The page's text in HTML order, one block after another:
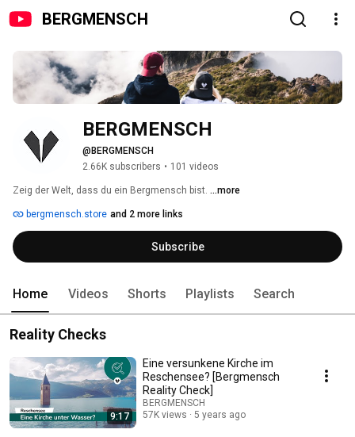
BERGMENSCH
BERGMENSCH
@BERGMENSCH
2.66K subscribers • 101 videos
Zeig der Welt, dass du ein Bergmensch bist. ...more
bergmensch.store and 2 more links
Subscribe
Home Videos Shorts Playlists Search
Reality Checks
9:17
Eine versunkene Kirche im
Reschensee? [Bergmensch
Reality Check]
BERGMENSCH
57K views
5 years ago